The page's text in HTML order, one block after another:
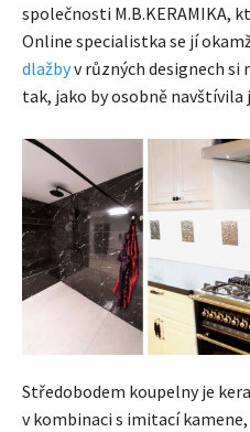
společnosti M.B.KERAMIKA,
Online specialistka se jí
dlažbyv různých designech
tak, jako by osobně navštívila
Středobodem koupelny je
v kombinaci s imitací